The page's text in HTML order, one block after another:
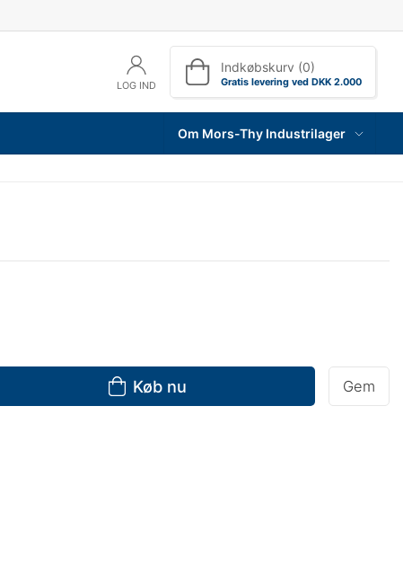
LOG IND
Indkøbskurv (0)
Gratis levering ved DKK 2.000
Om Mors-Thy Industrilager
Køb nu Gem